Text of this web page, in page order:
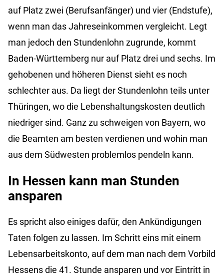
auf Platz zwei (Berufsanfänger) und vier (Endstufe),
wenn man das Jahreseinkommen vergleicht. Legt
man jedoch den Stundenlohn zugrunde, kommt
Baden-Württemberg nur auf Platz drei und sechs. Im
gehobenen und höheren Dienst sieht es noch
schlechter aus. Da liegt der Stundenlohn teils unter
Thüringen, wo die Lebenshaltungskosten deutlich
niedriger sind. Ganz zu schweigen von Bayern, wo
die Beamten am besten verdienen und wohin man
aus dem Südwesten problemlos pendeln kann.
In Hessen kann man Stunden
ansparen
Es spricht also einiges dafür, den Ankündigungen
Taten folgen zu lassen. Im Schritt eins mit einem
Lebensarbeitskonto, auf dem man nach dem Vorbild
Hessens die 41. Stunde ansparen und vor Eintritt in